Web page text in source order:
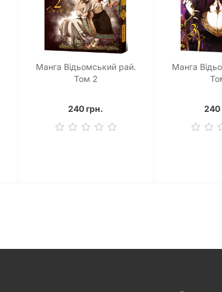
Манга Відьомський рай.
Том 2
240 грн.
Манга
240